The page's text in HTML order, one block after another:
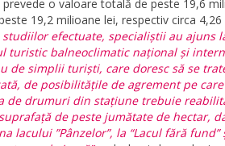
o valoare totală de peste 19,6
19,2 milioane lei, respectiv circa
studiilor efectuate, specialiștii au
turistic balneoclimatic național și
de simplii turiști, care doresc să se
de posibilitățile de agrement pe
de drumuri din stațiune trebuie
de peste jumătate de hectar,
lacului ”Pânzelor”, la “Lacul fără